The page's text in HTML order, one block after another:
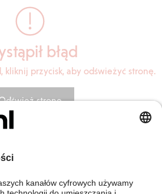
błąd
kliknij przycisk, aby odświeżyć stronę.
stronę